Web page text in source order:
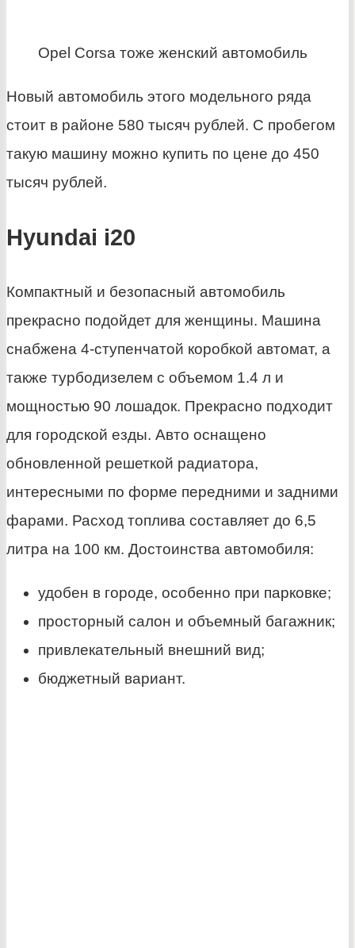
Opel Corsa тоже женский автомобиль
Новый автомобиль этого модельного ряда
стоит в районе 580 тысяч рублей. С пробегом
такую машину можно купить по цене до 450
тысяч рублей.
Hyundai i20
Компактный и безопасный автомобиль
прекрасно подойдет для женщины. Машина
снабжена 4-ступенчатой коробкой автомат, а
также турбодизелем с объемом 1.4 л и
мощностью 90 лошадок. Прекрасно подходит
для городской езды. Авто оснащено
обновленной решеткой радиатора,
интересными по форме передними и задними
фарами. Расход топлива составляет до 6,5
литра на 100 км. Достоинства автомобиля:
удобен в городе, особенно при парковке;
просторный салон и объемный багажник;
привлекательный внешний вид;
бюджетный вариант.